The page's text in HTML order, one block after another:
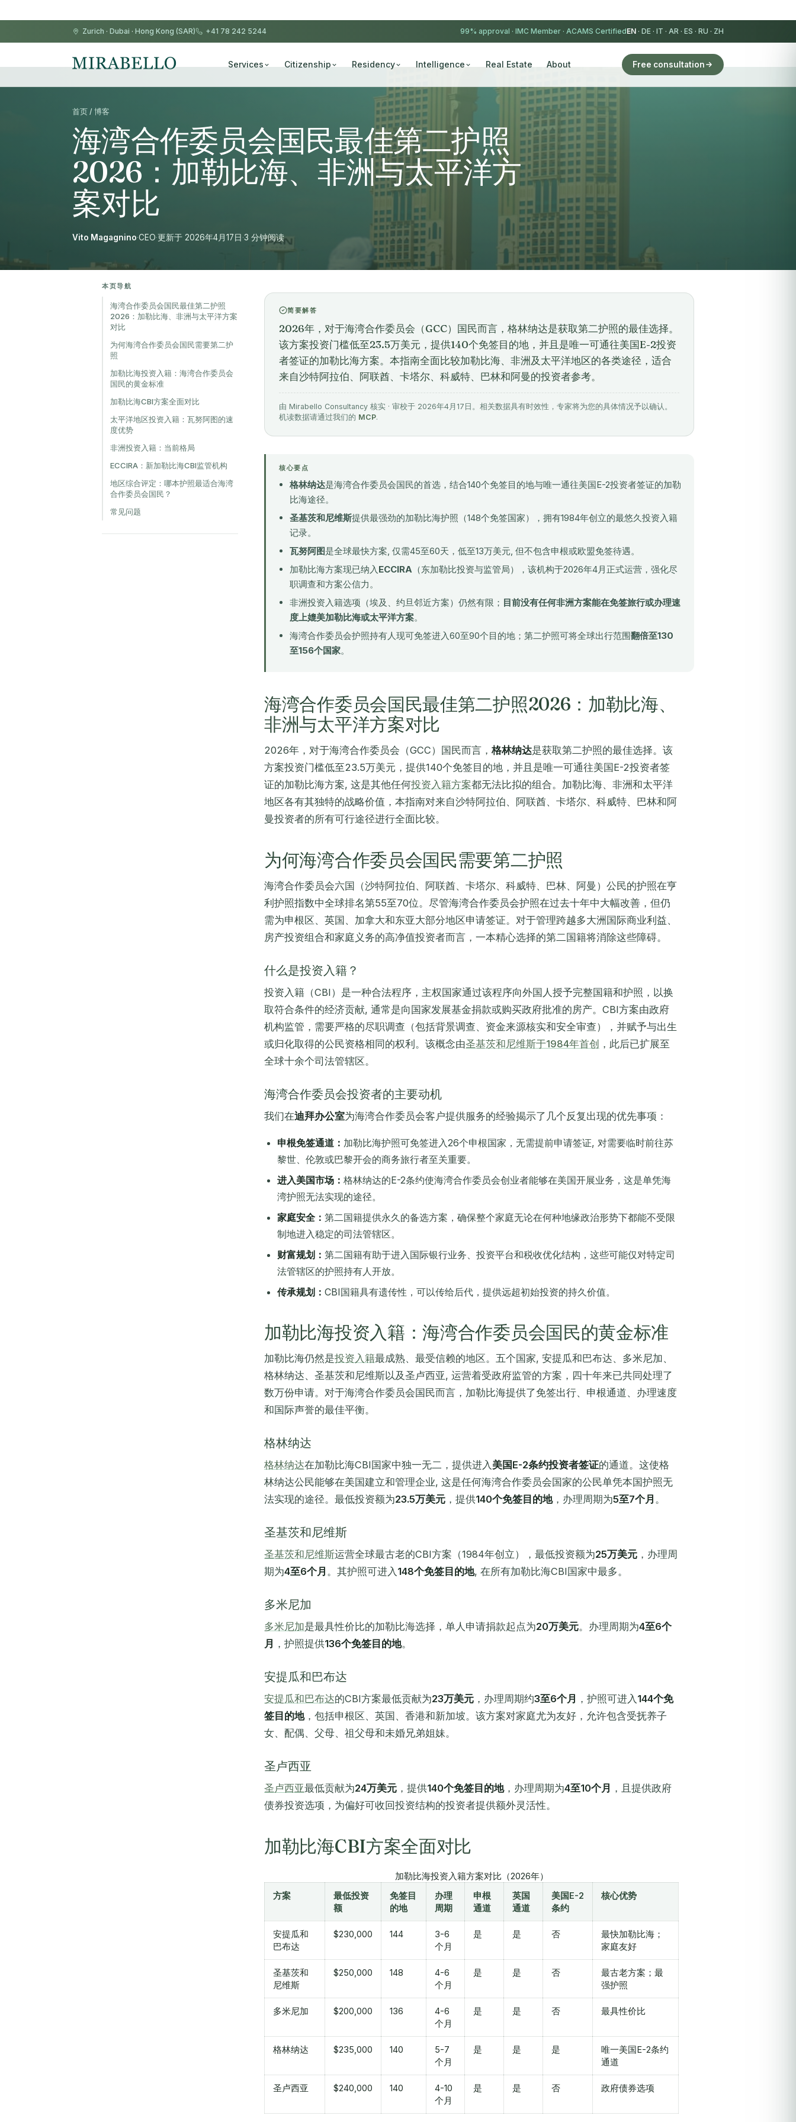
Services Citizenship Residency Intelligence Real Estate About Free consultation
首页 / 博客
海湾合作委员会国民最佳第二护照
2026：加勒比海、非洲与太平洋方
案对比
Vito Magagnino·CEO·更新于 2026年4月17日·3 分钟阅读
本页导航
海湾合作委员会国民最佳第二护照
2026：加勒比海、非洲与太平洋方案
对比
为何海湾合作委员会国民需要第二护
照
加勒比海投资入籍：海湾合作委员会
国民的黄金标准
加勒比海CBI方案全面对比
太平洋地区投资入籍：瓦努阿图的速
度优势
非洲投资入籍：当前格局
ECCIRA：新加勒比海CBI监管机构
地区综合评定：哪本护照最适合海湾
合作委员会国民？
常见问题
简要解答
2026年，对于海湾合作委员会（GCC）国民而言，格林纳达是获取第二护照的最佳选择。
该方案投资门槛低至23.5万美元，提供140个免签目的地，并且是唯一可通往美国E-2投资
者签证的加勒比海方案。本指南全面比较加勒比海、非洲及太平洋地区的各类途径，适合
来自沙特阿拉伯、阿联酋、卡塔尔、科威特、巴林和阿曼的投资者参考。
由 Mirabello Consultancy 核实 · 审校于 2026年4月17日。相关数据具有时效性，专家将为您的具体情况予以确认。
机读数据请通过我们的 MCP.
核心要点
格林纳达是海湾合作委员会国民的首选，结合140个免签目的地与唯一通往美国E-2投资者签证的加勒
比海途径。
圣基茨和尼维斯提供最强劲的加勒比海护照（148个免签国家），拥有1984年创立的最悠久投资入籍
记录。
瓦努阿图是全球最快方案, 仅需45至60天，低至13万美元, 但不包含申根或欧盟免签待遇。
加勒比海方案现已纳入ECCIRA （东加勒比投资与监管局），该机构于2026年4月正式运营，强化尽
职调查和方案公信力。
非洲投资入籍选项（埃及、约旦邻近方案）仍然有限； 目前没有任何非洲方案能在免签旅行或办理速
度上媲美加勒比海或太平洋方案。
海湾合作委员会护照持有人现可免签进入60至90个目的地；第二护照可将全球出行范围翻倍至130
至156个国家。
海湾合作委员会国民最佳第二护照2026：加勒比海、
非洲与太平洋方案对比
2026年，对于海湾合作委员会（GCC）国民而言， 格林纳达是获取第二护照的最佳选择。该
方案投资门槛低至23.5万美元，提供140个免签目的地，并且是唯一可通往美国E-2投资者签
证的加勒比海方案, 这是其他任何投资入籍方案都无法比拟的组合。加勒比海、非洲和太平洋
地区各有其独特的战略价值，本指南对来自沙特阿拉伯、阿联酋、卡塔尔、科威特、巴林和阿
曼投资者的所有可行途径进行全面比较。
为何海湾合作委员会国民需要第二护照
海湾合作委员会六国（沙特阿拉伯、阿联酋、卡塔尔、科威特、巴林、阿曼）公民的护照在亨
利护照指数中全球排名第55至70位。尽管海湾合作委员会护照在过去十年中大幅改善，但仍
需为申根区、英国、加拿大和东亚大部分地区申请签证。对于管理跨越多大洲国际商业利益、
房产投资组合和家庭义务的高净值投资者而言，一本精心选择的第二国籍将消除这些障碍。
什么是投资入籍？
投资入籍（CBI）是一种合法程序，主权国家通过该程序向外国人授予完整国籍和护照，以换
取符合条件的经济贡献, 通常是向国家发展基金捐款或购买政府批准的房产。CBI方案由政府
机构监管，需要严格的尽职调查（包括背景调查、资金来源核实和安全审查），并赋予与出生
或归化取得的公民资格相同的权利。该概念由圣基茨和尼维斯于1984年首创 ，此后已扩展至
全球十余个司法管辖区。
海湾合作委员会投资者的主要动机
我们在迪拜办公室为海湾合作委员会客户提供服务的经验揭示了几个反复出现的优先事项：
申根免签通道： 加勒比海护照可免签进入26个申根国家，无需提前申请签证, 对需要临时前往苏
黎世、伦敦或巴黎开会的商务旅行者至关重要。
进入美国市场： 格林纳达的E-2条约使海湾合作委员会创业者能够在美国开展业务，这是单凭海
湾护照无法实现的途径。
家庭安全： 第二国籍提供永久的备选方案，确保整个家庭无论在何种地缘政治形势下都能不受限
制地进入稳定的司法管辖区。
财富规划： 第二国籍有助于进入国际银行业务、投资平台和税收优化结构，这些可能仅对特定司
法管辖区的护照持有人开放。
传承规划： CBI国籍具有遗传性，可以传给后代，提供远超初始投资的持久价值。
加勒比海投资入籍：海湾合作委员会国民的黄金标准
加勒比海仍然是投资入籍最成熟、最受信赖的地区。五个国家, 安提瓜和巴布达、多米尼加、
格林纳达、圣基茨和尼维斯以及圣卢西亚, 运营着受政府监管的方案，四十年来已共同处理了
数万份申请。对于海湾合作委员会国民而言，加勒比海提供了免签出行、申根通道、办理速度
和国际声誉的最佳平衡。
格林纳达
格林纳达在加勒比海CBI国家中独一无二，提供进入 美国E-2条约投资者签证的通道。这使格
林纳达公民能够在美国建立和管理企业, 这是任何海湾合作委员会国家的公民单凭本国护照无
法实现的途径。最低投资额为23.5万美元 ，提供140个免签目的地，办理周期为5至7个月 。
圣基茨和尼维斯
圣基茨和尼维斯运营全球最古老的CBI方案（1984年创立），最低投资额为25万美元 ，办理周
期为4至6个月 。其护照可进入 148个免签目的地, 在所有加勒比海CBI国家中最多。
多米尼加
多米尼加是最具性价比的加勒比海选择，单人申请捐款起点为20万美元。办理周期为4至6个
月 ，护照提供136个免签目的地。
安提瓜和巴布达
安提瓜和巴布达的CBI方案最低贡献为23万美元 ，办理周期约3至6个月 ，护照可进入 144个免
签目的地，包括申根区、英国、香港和新加坡。该方案对家庭尤为友好，允许包含受抚养子
女、配偶、父母、祖父母和未婚兄弟姐妹。
圣卢西亚
圣卢西亚最低贡献为24万美元 ，提供140个免签目的地，办理周期为4至10个月 ，且提供政府
债券投资选项，为偏好可收回投资结构的投资者提供额外灵活性。
加勒比海CBI方案全面对比
加勒比海投资入籍方案对比（2026年）
方案
最低投资
额
免签目
的地
办理
周期
申根
通道
英国
通道
美国E-2
条约
核心优势
安提瓜和
巴布达
$230,000 144
3-6
个月
是 是 否
最快加勒比海；
家庭友好
圣基茨和
尼维斯
$250,000 148
4-6
个月
是 是 否
最古老方案；最
强护照
多米尼加 $200,000 136
4-6
个月
是 是 否 最具性价比
格林纳达 $235,000 140
5-7
个月
是 是 是
唯一美国E-2条约
通道
圣卢西亚 $240,000 140
4-10
个月
是 是 否 政府债券选项